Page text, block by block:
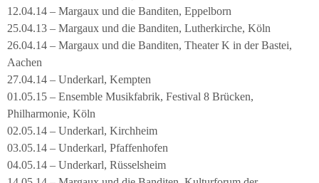
12.04.14 – Margaux und die Banditen, Eppelborn
25.04.13 – Margaux und die Banditen, Lutherkirche, Köln
26.04.14 – Margaux und die Banditen, Theater K in der Bastei,
Aachen
27.04.14 – Underkarl, Kempten
01.05.15 – Ensemble Musikfabrik, Festival 8 Brücken,
Philharmonie, Köln
02.05.14 – Underkarl, Kirchheim
03.05.14 – Underkarl, Pfaffenhofen
04.05.14 – Underkarl, Rüsselsheim